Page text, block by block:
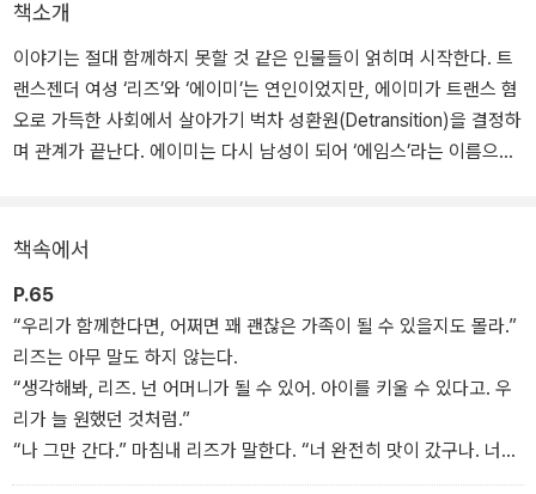
책소개
이야기는 절대 함께하지 못할 것 같은 인물들이 얽히며 시작한다. 트
랜스젠더 여성 ‘리즈’와 ‘에이미’는 연인이었지만, 에이미가 트랜스 혐
오로 가득한 사회에서 살아가기 벅차 성환원(Detransition)을 결정하
며 관계가 끝난다. 에이미는 다시 남성이 되어 ‘에임스’라는 이름으로
했다는 것. 어느 날 카트리나가 임신 소식을 알려오고, 에임스는 혼란
에 빠진다. 사회적 혐오 때문에 생물학적 남성으로 돌아왔다. 하지만
사실 자신이 남성인지 여전히 확신이 없다. 그런데 아버지가 될 수 있
을까? 아버지가 되는 건 가장 ‘남자다운’ 일이어야 하지 않나?
그때 에임스에게 리즈가 떠오른다. 항상 아이를 키우고 싶어했지만,
책속에서
P.65
“우리가 함께한다면, 어쩌면 꽤 괜찮은 가족이 될 수 있을지도 몰라.”
리즈는 아무 말도 하지 않는다.
“생각해봐, 리즈. 넌 어머니가 될 수 있어. 아이를 키울 수 있다고. 우
리가 늘 원했던 것처럼.”
“나 그만 간다.” 마침내 리즈가 말한다. “너 완전히 맛이 갔구나. 너의
한심한 변신에 충격받을 일은 더 이상 없을 줄 알았는데, 기껏 찾아와